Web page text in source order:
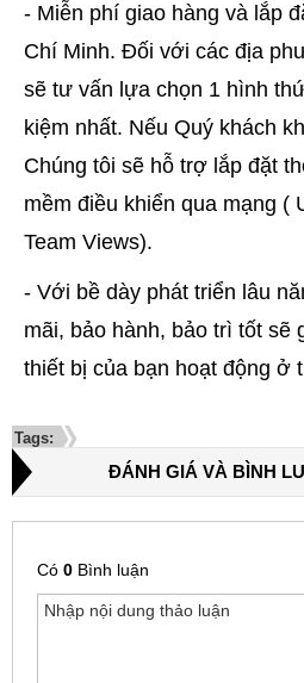
- Miễn phí giao hàng và lắp
Chí Minh. Đối với các địa
sẽ tư vấn lựa chọn 1 hình
kiệm nhất. Nếu Quý khách
Chúng tôi sẽ hỗ trợ lắp đặt
mềm điều khiển qua mạng (
Team Views).
- Với bề dày phát triển lâu
mãi, bảo hành, bảo trì tốt sẽ
thiết bị của bạn hoạt động ở
Tags:
ĐÁNH GIÁ VÀ BÌNH
Có 0 Bình luận